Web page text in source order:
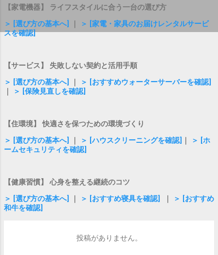
【家電機器】 ライフスタイルに合う一台の選び方
＞ [選び方の基本へ]
＞ [家電・家具のお届けレンタルサービ
スを確認]
【サービス】 失敗しない契約と活用手順
＞ [選び方の基本へ]
＞ [おすすめウォーターサーバーを確認]
＞ [保険見直しを確認]
【住環境】 快適さを保つための環境づくり
＞ [選び方の基本へ]
＞ [ハウスクリーニングを確認]
＞ [ホ
ームセキュリティを確認]
【健康習慣】 心身を整える継続のコツ
＞ [選び方の基本へ]
＞ [おすすめ寝具を確認]
＞ [おすすめ
和牛を確認]
投稿がありません。